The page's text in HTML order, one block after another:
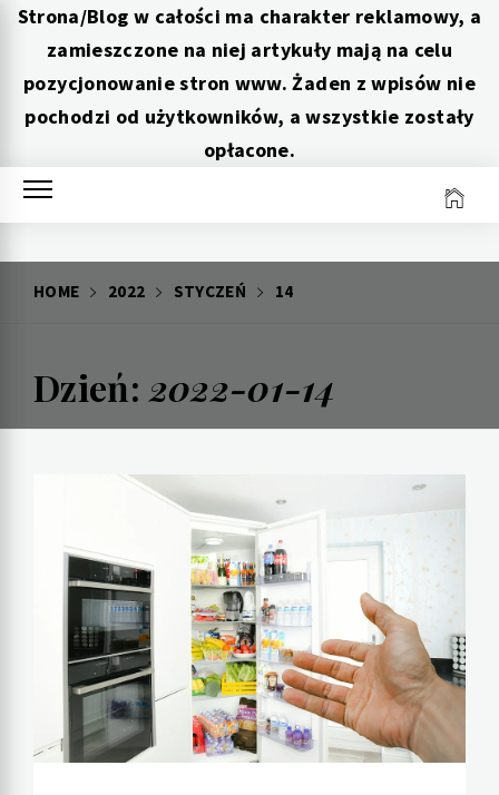
Strona/Blog w całości ma charakter reklamowy, a
zamieszczone na niej artykuły mają na celu
pozycjonowanie stron www. Żaden z wpisów nie
pochodzi od użytkowników, a wszystkie zostały
opłacone.
Skip
HOME 2022 STYCZEŃ 14
Dzień: 2022-01-14